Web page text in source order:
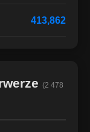
413,862
(2 478